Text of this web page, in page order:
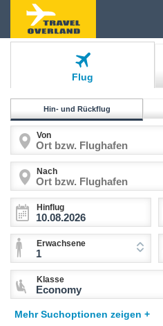
Flug
Hin- und Rückflug
Von
Nach
Hinflug
Erwachsene
1
Klasse
Economy
Mehr Suchoptionen zeigen +